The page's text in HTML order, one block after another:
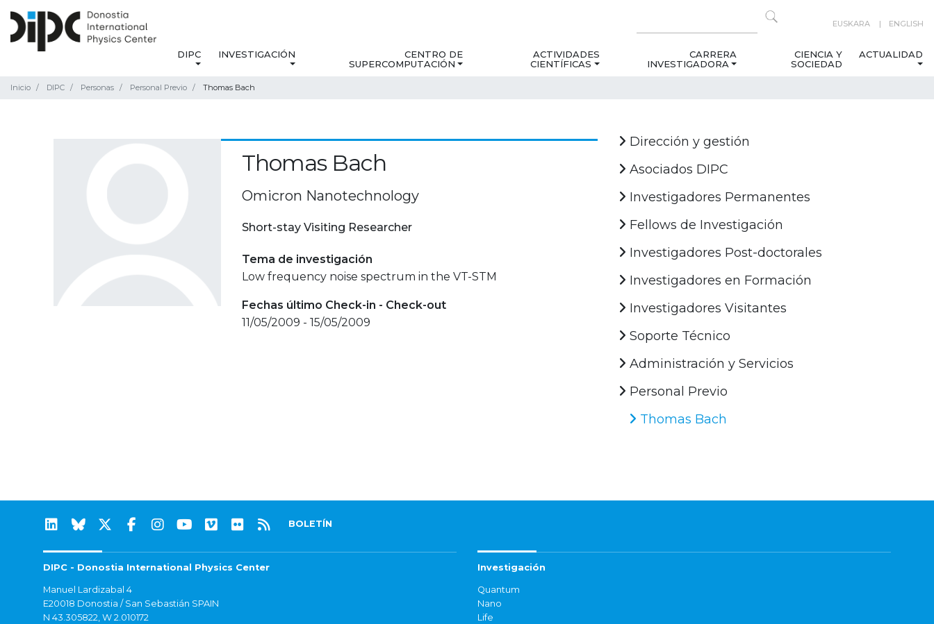
EUSKARA ENGLISH
DIPC INVESTIGACIÓN
CENTRO DE
SUPERCOMPUTACIÓN
ACTIVIDADES
CIENTÍFICAS
CARRERA
INVESTIGADORA
CIENCIA Y
SOCIEDAD
ACTUALIDAD
Inicio DIPC Personas Personal Previo Thomas Bach
Thomas Bach
Omicron Nanotechnology
Short-stay Visiting Researcher
Tema de investigación
Low frequency noise spectrum in the VT-STM
Fechas último Check-in - Check-out
11/05/2009 - 15/05/2009
Dirección y gestión
Asociados DIPC
Investigadores Permanentes
Fellows de Investigación
Investigadores Post-doctorales
Investigadores en Formación
Investigadores Visitantes
Soporte Técnico
Administración y Servicios
Personal Previo
Thomas Bach
BOLETÍN
DIPC - Donostia International Physics Center
Manuel Lardizabal 4
E20018 Donostia / San Sebastián SPAIN
N 43.305822, W 2.010172
Investigación
Quantum
Nano
Life